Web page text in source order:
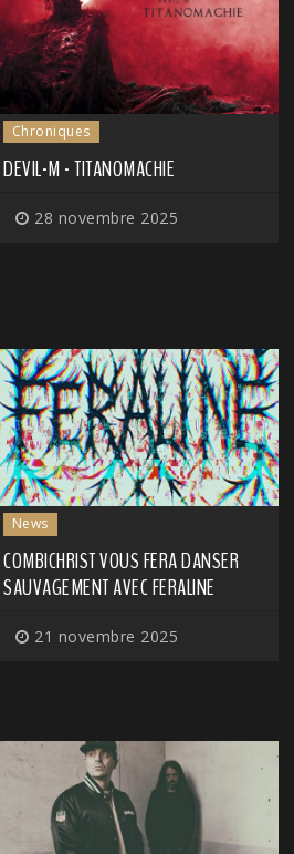
Chroniques
DEVIL-M - TITANOMACHIE
28 novembre 2025
News
COMBICHRIST VOUS FERA DANSER
SAUVAGEMENT AVEC FERALINE
21 novembre 2025